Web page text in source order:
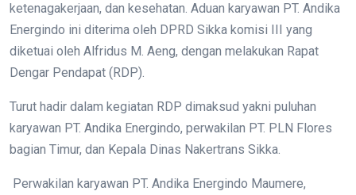
ketenagakerjaan, dan kesehatan. Aduan karyawan PT. Andika
Energindo ini diterima oleh DPRD Sikka komisi III yang
diketuai oleh Alfridus M. Aeng, dengan melakukan Rapat
Dengar Pendapat (RDP).
Turut hadir dalam kegiatan RDP dimaksud yakni puluhan
karyawan PT. Andika Energindo, perwakilan PT. PLN Flores
bagian Timur, dan Kepala Dinas Nakertrans Sikka.
Perwakilan karyawan PT. Andika Energindo Maumere,